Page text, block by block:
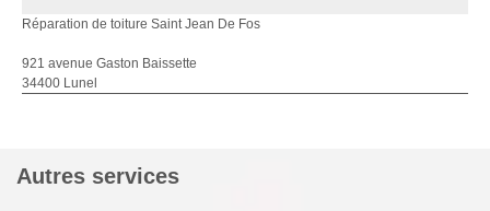
Réparation de toiture Saint Jean De Fos
921 avenue Gaston Baissette
34400 Lunel
Autres services